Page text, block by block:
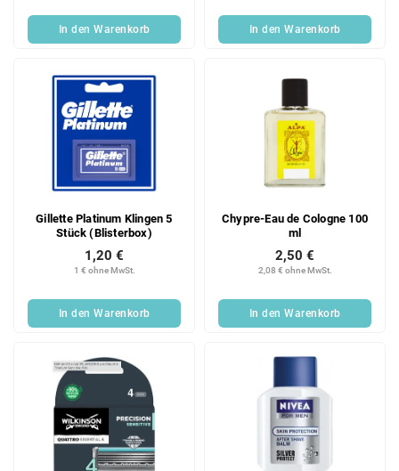
In den Warenkorb In den Warenkorb
Gillette Platinum Klingen 5
Stück (Blisterbox)
1 € ohne MwSt.
1,20 €
In den Warenkorb
Chypre-Eau de Cologne 100
ml
2,08 € ohne MwSt.
2,50 €
In den Warenkorb